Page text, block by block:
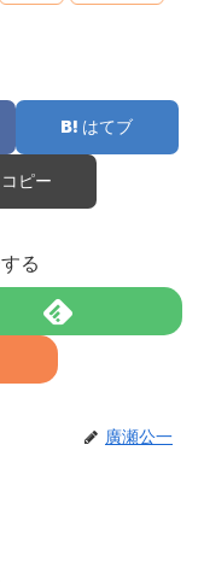
はてブ
コピー
る
廣瀬公一